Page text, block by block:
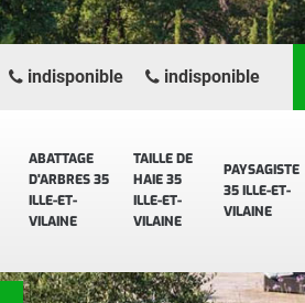
ABATTAGE
D'ARBRES 35
ILLE-ET-
VILAINE
TAILLE DE
HAIE 35
ILLE-ET-
VILAINE
PAYSAGISTE
35 ILLE-ET-
VILAINE
indisponible indisponible